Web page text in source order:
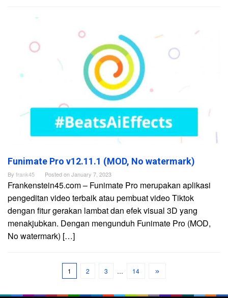
Funimate Pro v12.11.1 (MOD, No watermark)
By frank45 Posted onJanuary 7, 2023
Frankenstein45.com – Funimate Pro merupakan aplikasi
pengeditan video terbaik atau pembuat video Tiktok
dengan fitur gerakan lambat dan efek visual 3D yang
menakjubkan. Dengan mengunduh Funimate Pro (MOD,
No watermark) […]
1 2 3 … 14